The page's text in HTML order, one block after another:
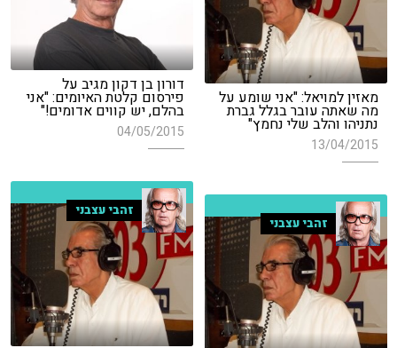
דורון בן דקון מגיב על
פירסום קלטת האיומים: "אני
בהלם, יש קווים אדומים!"
04/05/2015
מאזין למויאל: "אני שומע על
מה שאתה עובר בגלל גברת
נתניהו והלב שלי נחמץ"
13/04/2015
זהבי עצבני
זהבי עצבני